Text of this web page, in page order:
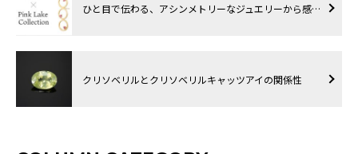
ひと目で伝わる、アシンメトリーなジュエリーから感…
クリソベリルとクリソベリルキャッツアイの関係性